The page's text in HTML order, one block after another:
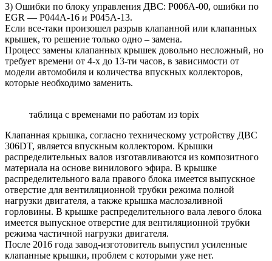
3) Ошибки по блоку управления ДВС: P006A-00, ошибки по
EGR — P044A-16 и P045A-13.
Если все-таки произошел разрыв клапанной или клапанных
крышек, то решение только одно – замена.
Процесс замены клапанных крышек довольно несложный, но
требует времени от 4-х до 13-ти часов, в зависимости от
модели автомобиля и количества впускных коллекторов,
которые необходимо заменить.
таблица с временами по работам из topix
Клапанная крышка, согласно техническому устройству ДВС
306DT, является впускным коллектором. Крышки
распределительных валов изготавливаются из композитного
материала на основе винилового эфира. В крышке
распределительного вала правого блока имеется выпускное
отверстие для вентиляционной трубки режима полной
нагрузки двигателя, а также крышка маслозаливной
горловины. В крышке распределительного вала левого блока
имеется выпускное отверстие для вентиляционной трубки
режима частичной нагрузки двигателя.
После 2016 года завод-изготовитель выпустил усиленные
клапанные крышки, проблем с которыми уже нет.